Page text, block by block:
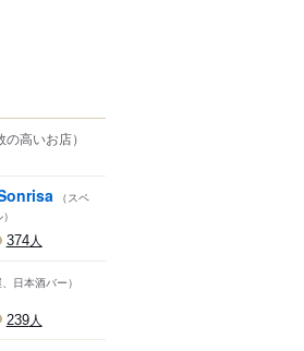
の高いお店）
（スペ
374人
日本酒バー）
239人